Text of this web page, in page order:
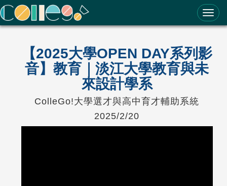
ColleGo! 大學選才與高中育才輔助系統
【2025大學OPEN DAY系列影
音】教育｜淡江大學教育與未
來設計學系
ColleGo!大學選才與高中育才輔助系統
2025/2/20